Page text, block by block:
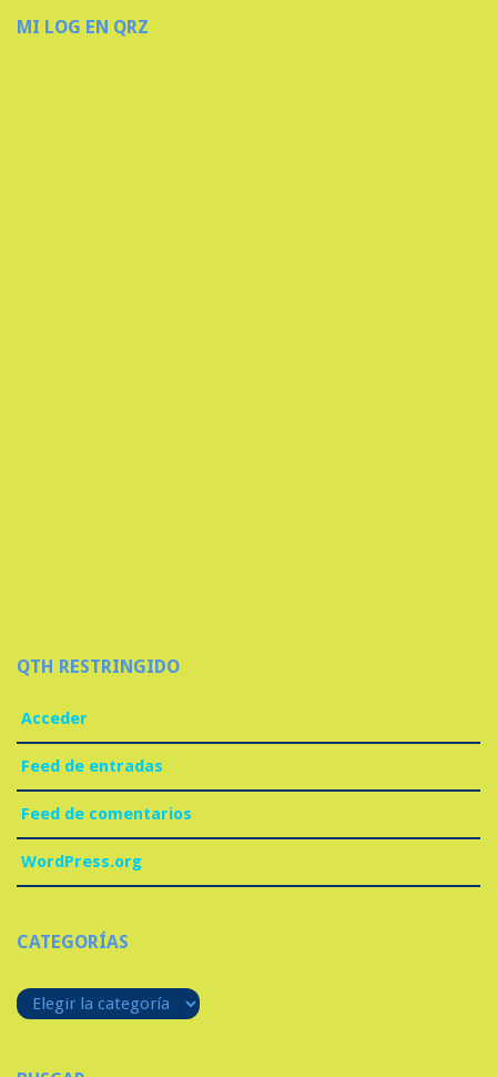
MI LOG EN QRZ
QTH RESTRINGIDO
Acceder
Feed de entradas
Feed de comentarios
WordPress.org
CATEGORÍAS
Categorías